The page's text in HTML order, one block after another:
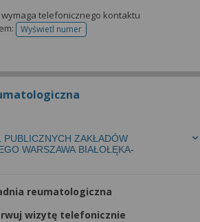
telefonicznego kontaktu
Wyświetl numertelefonu do rejestracji
ZAKŁADÓW
WARSZAWA BIAŁOŁĘKA-
reumatologiczna
wizytę telefonicznie